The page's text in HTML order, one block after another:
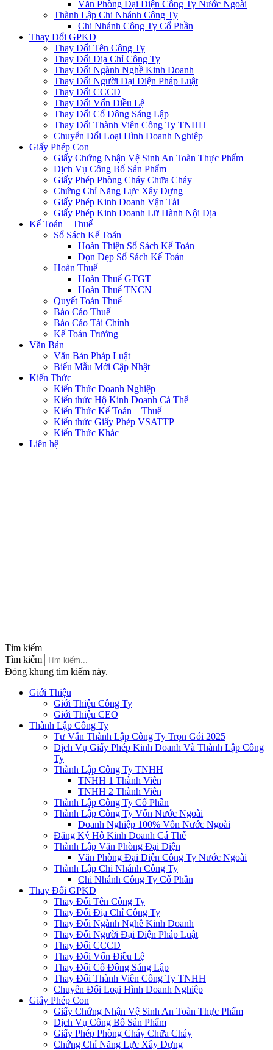
Văn Phòng Đại Diện Công Ty Nước Ngoài
Thành Lập Chi Nhánh Công Ty
Chi Nhánh Công Ty Cổ Phần
Thay Đổi GPKD
Thay Đổi Tên Công Ty
Thay Đổi Địa Chỉ Công Ty
Thay Đổi Ngành Nghề Kinh Doanh
Thay Đổi Người Đại Diện Pháp Luật
Thay Đổi CCCD
Thay Đổi Vốn Điều Lệ
Thay Đổi Cổ Đông Sáng Lập
Thay Đổi Thành Viên Công Ty TNHH
Chuyển Đổi Loại Hình Doanh Nghiệp
Giấy Phép Con
Giấy Chứng Nhận Vệ Sinh An Toàn Thực Phẩm
Dịch Vụ Công Bố Sản Phẩm
Giấy Phép Phòng Cháy Chữa Cháy
Chứng Chỉ Năng Lực Xây Dựng
Giấy Phép Kinh Doanh Vận Tải
Giấy Phép Kinh Doanh Lữ Hành Nội Địa
Kế Toán – Thuế
Sổ Sách Kế Toán
Hoàn Thiện Sổ Sách Kế Toán
Dọn Dẹp Sổ Sách Kế Toán
Hoàn Thuế
Hoàn Thuế GTGT
Hoàn Thuế TNCN
Quyết Toán Thuế
Báo Cáo Thuế
Báo Cáo Tài Chính
Kế Toán Trưởng
Văn Bản
Văn Bản Pháp Luật
Biểu Mẫu Mới Cập Nhật
Kiến Thức
Kiến Thức Doanh Nghiệp
Kiến thức Hộ Kinh Doanh Cá Thể
Kiến Thức Kế Toán – Thuế
Kiến thức Giấy Phép VSATTP
Kiến Thức Khác
Liên hệ
Tìm kiếm
Tìm kiếm
Đóng khung tìm kiếm này.
Giới Thiệu
Giới Thiệu Công Ty
Giới Thiệu CEO
Thành Lập Công Ty
Tư Vấn Thành Lập Công Ty Trọn Gói 2025
Dịch Vụ Giấy Phép Kinh Doanh Và Thành Lập Công
Ty
Thành Lập Công Ty TNHH
TNHH 1 Thành Viên
TNHH 2 Thành Viên
Thành Lập Công Ty Cổ Phần
Thành Lập Công Ty Vốn Nước Ngoài
Doanh Nghiệp 100% Vốn Nước Ngoài
Đăng Ký Hộ Kinh Doanh Cá Thể
Thành Lập Văn Phòng Đại Diện
Văn Phòng Đại Diện Công Ty Nước Ngoài
Thành Lập Chi Nhánh Công Ty
Chi Nhánh Công Ty Cổ Phần
Thay Đổi GPKD
Thay Đổi Tên Công Ty
Thay Đổi Địa Chỉ Công Ty
Thay Đổi Ngành Nghề Kinh Doanh
Thay Đổi Người Đại Diện Pháp Luật
Thay Đổi CCCD
Thay Đổi Vốn Điều Lệ
Thay Đổi Cổ Đông Sáng Lập
Thay Đổi Thành Viên Công Ty TNHH
Chuyển Đổi Loại Hình Doanh Nghiệp
Giấy Phép Con
Giấy Chứng Nhận Vệ Sinh An Toàn Thực Phẩm
Dịch Vụ Công Bố Sản Phẩm
Giấy Phép Phòng Cháy Chữa Cháy
Chứng Chỉ Năng Lực Xây Dựng